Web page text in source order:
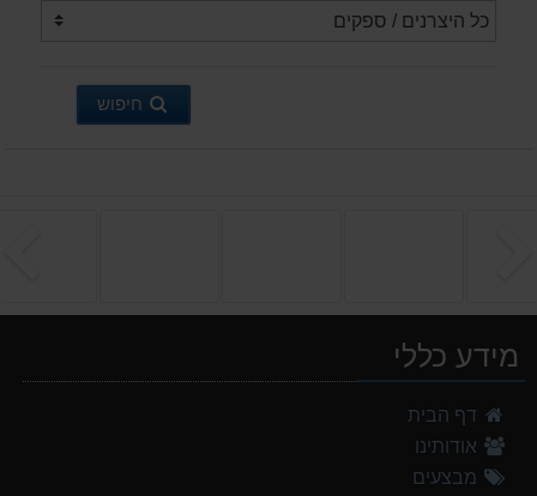
חיפוש
מידע כללי
דף הבית
אודותינו
מבצעים